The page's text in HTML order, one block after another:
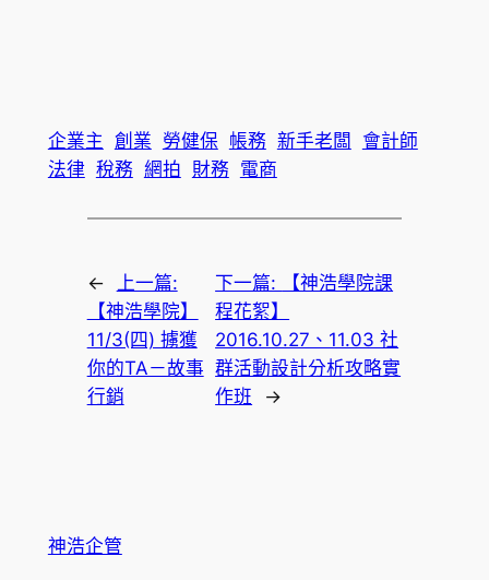
企業主 創業 勞健保 帳務 新手老闆
會計師
法律 稅務 網拍 財務 電商
←
上一篇:
【神浩學院】
11/3(四) 擄獲
你的TA－故事
行銷
下一篇:
【神浩學院課
程花絮】
2016.10.27、11.03 社
群活動設計分析攻略實
作班
→
神浩企管